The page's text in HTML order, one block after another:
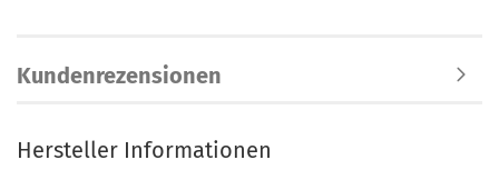
Kundenrezensionen
Hersteller Informationen